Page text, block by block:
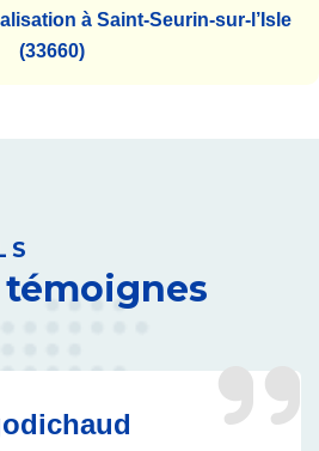
à Saint-Seurin-sur-l’Isle
(33660)
témoignes